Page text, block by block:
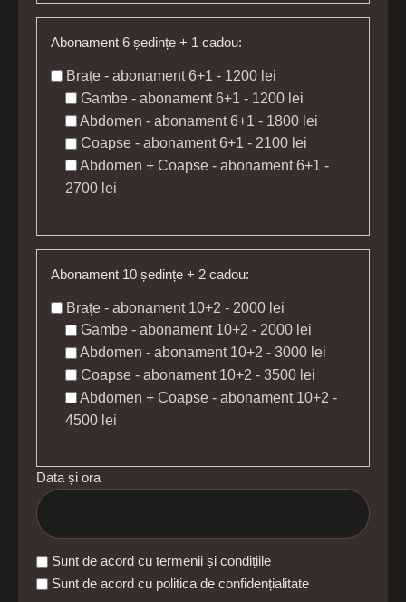
Abonament 6 ședințe + 1 cadou:
Brațe - abonament 6+1 - 1200 lei
Gambe - abonament 6+1 - 1200 lei
Abdomen - abonament 6+1 - 1800 lei
Coapse - abonament 6+1 - 2100 lei
Abdomen + Coapse - abonament 6+1 -
2700 lei
Abonament 10 ședințe + 2 cadou:
Brațe - abonament 10+2 - 2000 lei
Gambe - abonament 10+2 - 2000 lei
Abdomen - abonament 10+2 - 3000 lei
Coapse - abonament 10+2 - 3500 lei
Abdomen + Coapse - abonament 10+2 -
4500 lei
Data și ora
Sunt de acord cu termenii și condițiile
Sunt de acord cu politica de confidențialitate